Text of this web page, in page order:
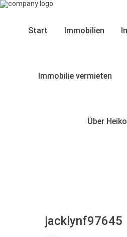
Start Immobilien
Immobilie vermieten
Über
jacklynf97645